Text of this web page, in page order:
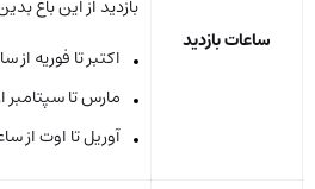
ساعات بازدید
بازدید از این باغ
اکتبر تا فوریه از ساعت
مارس تا سپتامبر از
آوریل تا اوت از ساعت 7